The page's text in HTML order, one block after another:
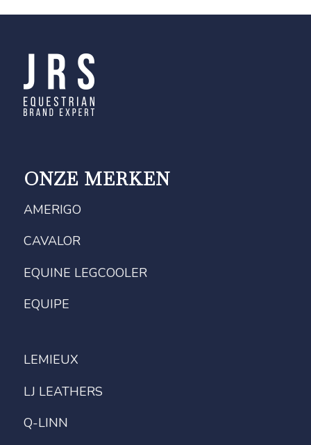
ONZE MERKEN
AMERIGO
CAVALOR
EQUINE LEGCOOLER
EQUIPE
LEMIEUX
LJ LEATHERS
Q-LINN